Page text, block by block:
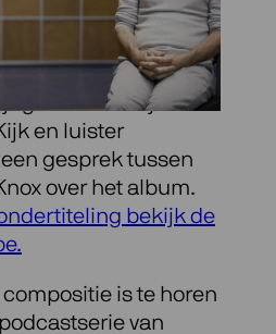
‘Four Into Twenty’
voor het
en vangt de
van de jaren
en luister
gesprek tussen
over het album.
bekijk de
compositie is te horen
van